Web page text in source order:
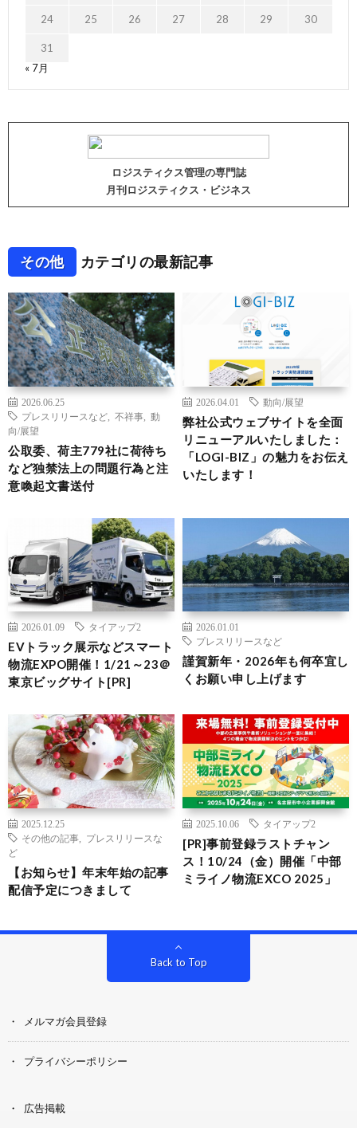
24 25 26 27 28 29 30
31
« 7月
ロジスティクス管理の専門誌
月刊ロジスティクス・ビジネス
その他 カテゴリの最新記事
2026.06.25
プレスリリースなど
不祥事
動
向/展望
公取委、荷主779社に荷待ち
など独禁法上の問題行為と注
意喚起文書送付
2026.04.01 動向/展望
弊社公式ウェブサイトを全面
リニューアルいたしました：
「LOGI-BIZ」の魅力をお伝え
いたします！
2026.01.09 タイアップ2
EVトラック展示などスマート
物流EXPO開催！1/21～23＠
東京ビッグサイト[PR]
2026.01.01
プレスリリースなど
謹賀新年・2026年も何卒宜し
くお願い申し上げます
2025.12.25
その他の記事
プレスリリースな
ど
【お知らせ】年末年始の記事
配信予定につきまして
2025.10.06 タイアップ2
[PR]事前登録ラストチャン
ス！10/24（金）開催「中部
ミライノ物流EXCO 2025」
Back to Top
メルマガ会員登録
プライバシーポリシー
広告掲載